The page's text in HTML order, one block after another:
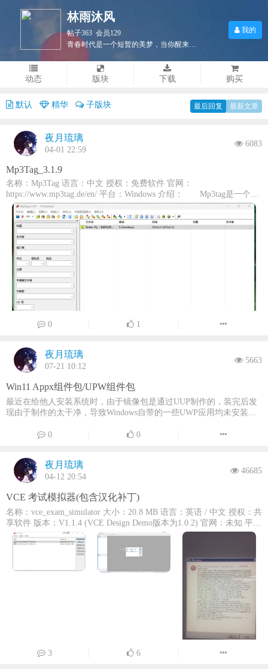
林雨沐风
帖子363 会员129
青春时代是一个短暂的美梦，当你醒来时，它早已消失得无影无踪了。
我的
动态 版块 下载 购买
默认 精华 子版块 最后回复 最新文章
夜月琉璃
04-01 22:59
6083
Mp3Tag_3.1.9
名称：Mp3Tag 语言：中文 授权：免费软件 官网：
https://www.mp3tag.de/en/ 平台：Windows 介绍： Mp3tag是一个功
能强大且易于使用的工具，用于编辑音频文件的元数据。 它支持
批量编辑ID3v1，ID3v2.3，ID3v2.4，iTunes MP4，WMA，Vorbis评论
和APE标签，一次为多个文件，涵盖多种音频格式。 此外，它支
持从Discogs，MusicBrainz或freedb等在线数据库查找，允许您自动收
集适当的标签并为您的音乐库下载封面。 您可以根据标签信息重
命名文件，替换标签和文件名中的字符或单词，导入/导出标签信息，
创建播放列表等。运行截图：程序下载：官网下载：Mp3tag -
Download网盘下载：蓝奏云(访问密码：hfbd) 城通网盘(访问密码:
4496)本地下载： 本地下载
0 1
夜月琉璃
07-21 10:12
5663
Win11 Appx组件包/UPW组件包
最近在给他人安装系统时，由于镜像包是通过UUP制作的，装完后发
现由于制作的太干净，导致Windows自带的一些UWP应用均未安装，
道Store 应用商店 可以重新装回，但例如“安全中心”由于官方并未放出
候，重新从UUP中拖镜像的时候突然注意到，UUP会自动将Appx包拖
回来，然后进行解压，而这其中就有我们需要的安全中心，这简直
是“天无绝人之路”，于是赶紧趁着UUP尚未将其他组件下载完成前将
中安装，安全中心终于回来了。。。。。 最后也附上UUP中拖回来的
Appx包给大家，、这些组件为系统安装好后的默认组件，如果您之前
有卸载想找回，或者有些组件因为商城找不到的均可在这里寻找，带
zh标识的为字库文件，Appx在Win11下可直接双击安装，或者使用命
令：“Add-Appxpackage -Path ” 进行安装 如果是Store商城有的资源，
也可以到这里进行下载：点击访问 下载地址：点击下载附系统默认组
件列表：AppInstaller_language-zh-hans.msix AppInstaller_language-zh-
hant.msix AppInstaller_x64.msix
AppStubCS.Windows_21.21030.25003.0_language-zh-hans.appx
AppStubCS.Windows_21.21030.25003.0_language-zh-hant.appx
AppStubCS.Windows_21.21030.25003.0_x64_Ship.Inbox.appx
App_11.2202.46.0_language-zh-hans.msix App_11.2202.46.0_language-
zh-hant.msix App_11.2202.46.0_x64.msix App_11.2202.6.0_language-zh-
App_11.2202.6.0_x64.msix App_3219.31113.2239.0_language-zh-
hans.appx App_3219.31113.2239.0_language-zh-hant.appx
0 0
夜月琉璃
04-12 20:54
46685
VCE 考试模拟器(包含汉化补丁)
名称：vce_exam_simulator 大小：20.8 MB 语言：英语 / 中文 授权：共
享软件 版本：V1.1.4 (VCE Design Demo版本为1.0.2) 官网：未知 平
台：Windows介绍： Avanset VCE Exam Simulator Pro是一款专门针
对.vce文件的工具，可新建、编辑.vce文件，可用与模拟考试！VCE考
试模拟器是为测试认证考试设计的，它允许你创建，编辑，进行实践
测试模拟考试环境！软件仅支持导入txt类型的题目 补充：高级定
位功能，包括国际符号的全面支持。一些符号/字符不被认可已完全固
定的问题。 更新和增强：恢复训练模式会话的选项，让用户去接
他们的实践，他们把它究竟在哪里。 更新和增强：配色方案已更
新，包括更好的品种和无故障运行。 更新：法术的VCE设计软件
包括2014本词典和词汇检查。预览截图：一些说明： 1.首先将以下文
件下载完成，第一个安装完成后，取消“Lanuch vce ”的选项，然后解
压第二个文件，将其中的文件复制到前面的安装目录下替换即可破解
完成 2.关于为什么VCE Player Demo与VCE Designer Demo 版本不一致
3 6